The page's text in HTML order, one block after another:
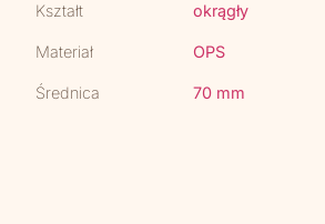
Kształt okrągły
Materiał OPS
Średnica 70 mm